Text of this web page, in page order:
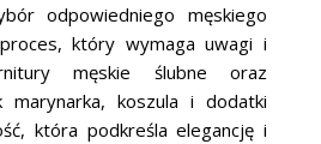
odpowiedniego męskiego
który wymaga uwagi i
męskie ślubne oraz
koszula i dodatki
która podkreśla elegancję i